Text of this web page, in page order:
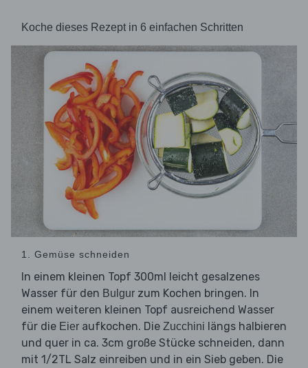
Koche dieses Rezept in 6 einfachen Schritten
1. Gemüse schneiden
In einem kleinen Topf 300ml leicht gesalzenes
Wasser für den Bulgur zum Kochen bringen. In
einem weiteren kleinen Topf ausreichend Wasser
für die Eier aufkochen. Die Zucchini längs halbieren
und quer in ca. 3cm große Stücke schneiden, dann
mit 1/2TL Salz einreiben und in ein Sieb geben. Die